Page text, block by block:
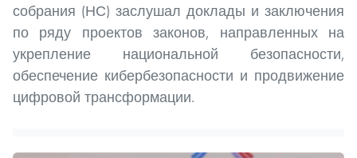
собрания (НС) заслушал доклады и заключения
по ряду проектов законов, направленных на
укрепление национальной безопасности,
обеспечение кибербезопасности и продвижение
цифровой трансформации.